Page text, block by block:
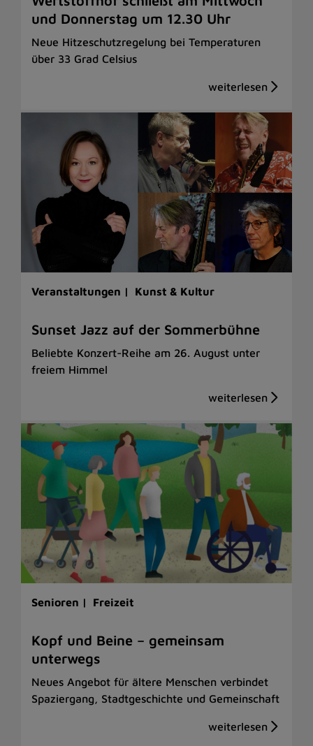
und Donnerstag um 12.30 Uhr
Neue Hitzeschutzregelung bei Temperaturen
über 33 Grad Celsius
Veranstaltungen | Kunst & Kultur
Sunset Jazz auf der Sommerbühne
Beliebte Konzert-Reihe am 26. August unter
freiem Himmel
Senioren | Freizeit
Kopf und Beine – gemeinsam
unterwegs
Neues Angebot für ältere Menschen verbindet
Spaziergang, Stadtgeschichte und Gemeinschaft